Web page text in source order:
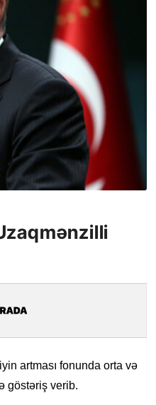
artması fonunda orta və
göstəriş verib.